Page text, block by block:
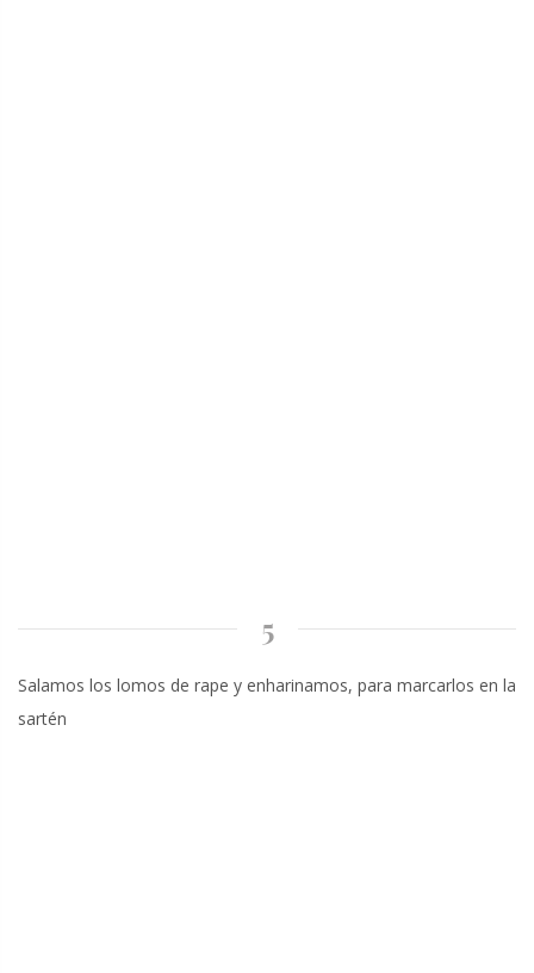
5
Salamos los lomos de rape y enharinamos, para marcarlos en la
sartén